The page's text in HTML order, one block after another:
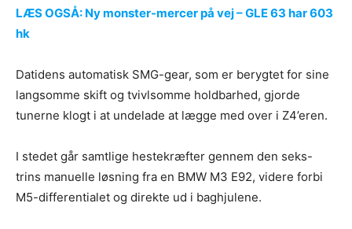
LÆS OGSÅ: Ny monster-mercer på vej – GLE 63 har 603
hk
Datidens automatisk SMG-gear, som er berygtet for sine
langsomme skift og tvivlsomme holdbarhed, gjorde
tunerne klogt i at undelade at lægge med over i Z4’eren.
I stedet går samtlige hestekræfter gennem den seks-
trins manuelle løsning fra en BMW M3 E92, videre forbi
M5-differentialet og direkte ud i baghjulene.